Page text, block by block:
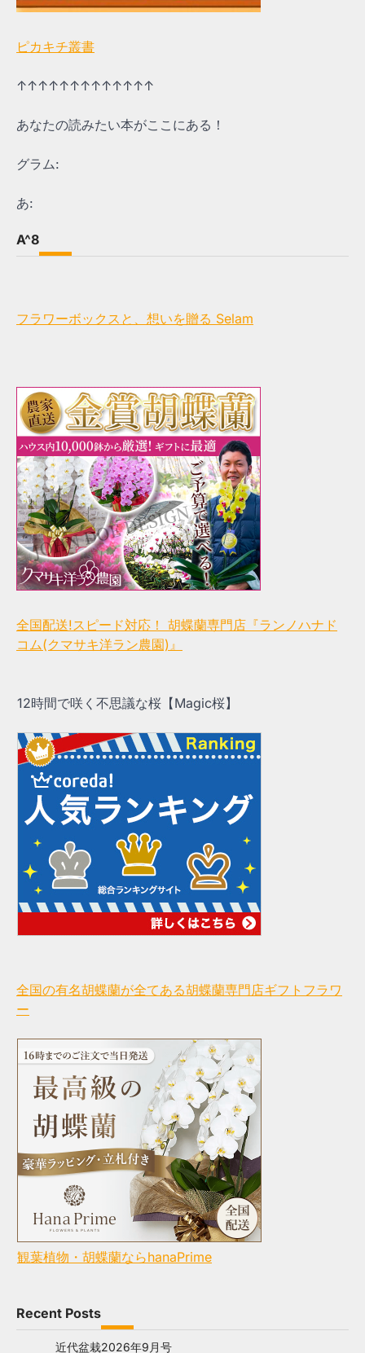
ピカキチ叢書
↑↑↑↑↑↑↑↑↑↑↑↑↑
あなたの読みたい本がここにある！
グラム:
あ:
A^8
フラワーボックスと、想いを贈る Selam
全国配送!スピード対応！ 胡蝶蘭専門店『ランノハナド
コム(クマサキ洋ラン農園)』
12時間で咲く不思議な桜【Magic桜】
全国の有名胡蝶蘭が全てある胡蝶蘭専門店ギフトフラワ
ー
観葉植物・胡蝶蘭ならhanaPrime
Recent Posts
近代盆栽2026年9月号